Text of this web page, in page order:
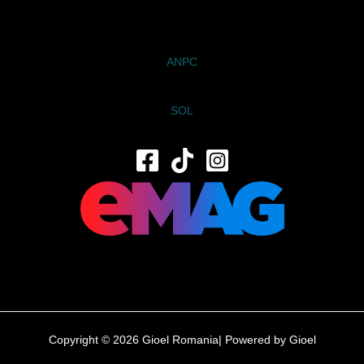
ANPC
SOL
Copyright © 2026 Gioel Romania| Powered by Gioel